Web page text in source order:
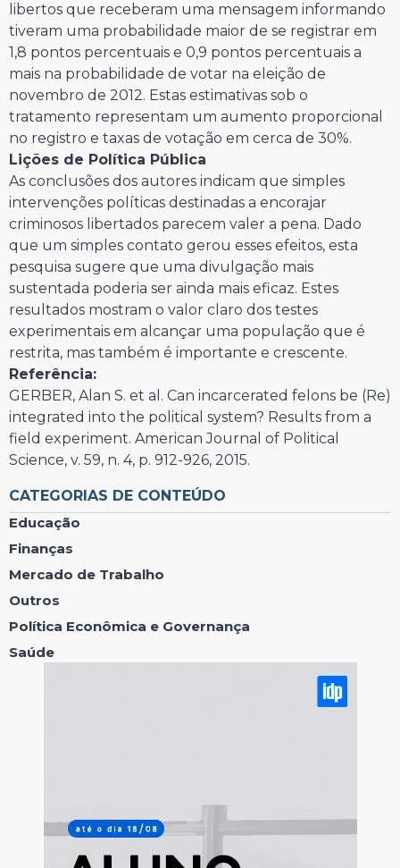
libertos que receberam uma mensagem informando
tiveram uma probabilidade maior de se registrar em
1,8 pontos percentuais e 0,9 pontos percentuais a
mais na probabilidade de votar na eleição de
novembro de 2012. Estas estimativas sob o
tratamento representam um aumento proporcional
no registro e taxas de votação em cerca de 30%.
Lições de Política Pública
As conclusões dos autores indicam que simples
intervenções políticas destinadas a encorajar
criminosos libertados parecem valer a pena. Dado
que um simples contato gerou esses efeitos, esta
pesquisa sugere que uma divulgação mais
sustentada poderia ser ainda mais eficaz. Estes
resultados mostram o valor claro dos testes
experimentais em alcançar uma população que é
restrita, mas também é importante e crescente.
Referência:
GERBER, Alan S. et al. Can incarcerated felons be (Re)
integrated into the political system? Results from a
field experiment. American Journal of Political
Science, v. 59, n. 4, p. 912-926, 2015.
CATEGORIAS DE CONTEÚDO
Educação
Finanças
Mercado de Trabalho
Outros
Política Econômica e Governança
Saúde